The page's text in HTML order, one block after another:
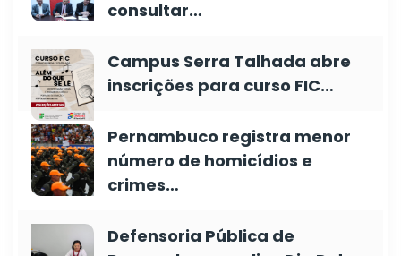
consultar…
Campus Serra Talhada abre
inscrições para curso FIC…
Pernambuco registra menor
número de homicídios e
crimes…
Defensoria Pública de